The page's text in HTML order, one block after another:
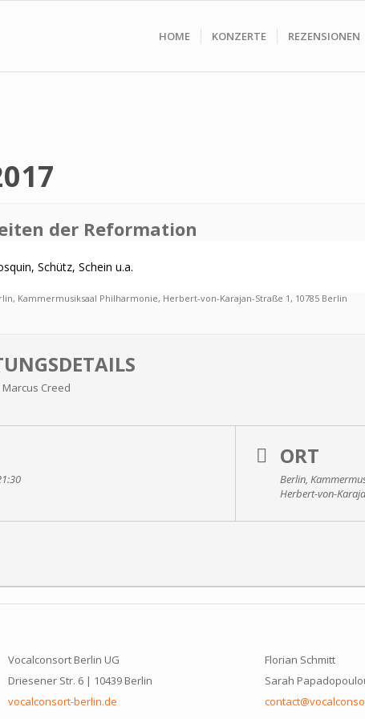
HOME KONZERTE REZENSIONEN
der Reformation
Schütz, Schein u.a.
Kammermusiksaal Philharmonie, Herbert-von-Karajan-Straße 1, 10785 Berlin
Creed
ORT
Berlin,
Herbert-von-
Vocalconsort Berlin UG
Driesener Str. 6 | 10439 Berlin
vocalconsort-berlin.de
Florian Schmitt
Sarah